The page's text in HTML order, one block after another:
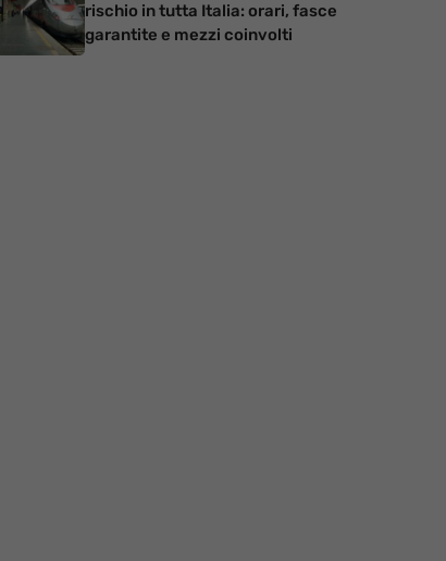
rischio in tutta Italia: orari, fasce
garantite e mezzi coinvolti